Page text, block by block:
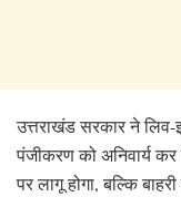
उत्तराखंड सरकार ने
पंजीकरण को अनिवार्य
पर लागू होगा, बल्कि